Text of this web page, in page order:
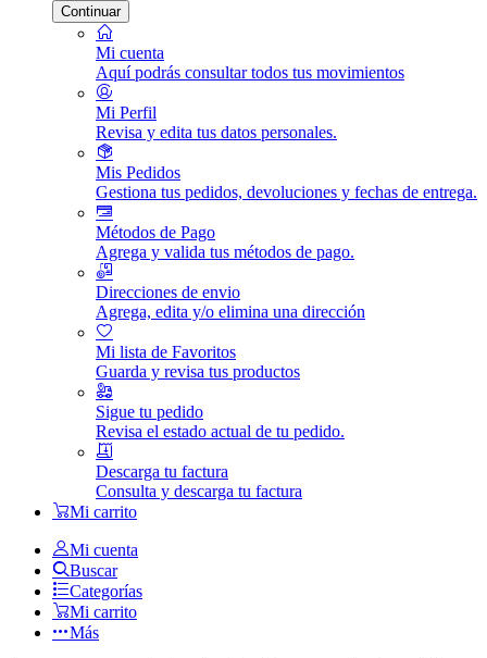
Continuar
Mi cuenta
Aquí podrás consultar todos tus movimientos
Mi Perfil
Revisa y edita tus datos personales.
Mis Pedidos
Gestiona tus pedidos, devoluciones y fechas de entrega.
Métodos de Pago
Agrega y valida tus métodos de pago.
Direcciones de envio
Agrega, edita y/o elimina una dirección
Mi lista de Favoritos
Guarda y revisa tus productos
Sigue tu pedido
Revisa el estado actual de tu pedido.
Descarga tu factura
Consulta y descarga tu factura
Mi carrito
Mi cuenta
Buscar
Categorías
Mi carrito
Más